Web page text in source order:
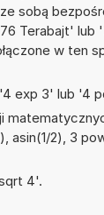
sobą
Terabajt'
w ten
exp 3' lub '4
asin(1/2), 3
4'.